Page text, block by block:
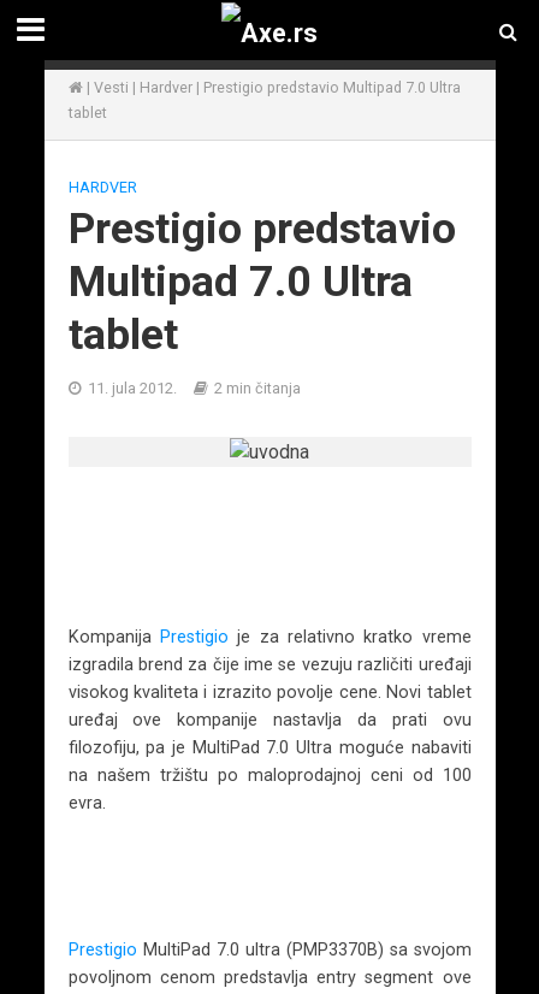
| Vesti | Hardver| Prestigio predstavio Multipad 7.0 Ultra
tablet
HARDVER
Prestigio predstavio
Multipad 7.0 Ultra
tablet
11. jula 2012. 2 min čitanja
Kompanija Prestigio je za relativno kratko vreme
izgradila brend za čije ime se vezuju različiti uređaji
visokog kvaliteta i izrazito povolje cene. Novi tablet
uređaj ove kompanije nastavlja da prati ovu
filozofiju, pa je MultiPad 7.0 Ultra moguće nabaviti
na našem tržištu po maloprodajnoj ceni od 100
evra.
Prestigio MultiPad 7.0 ultra (PMP3370B) sa svojom
povoljnom cenom predstavlja entry segment ove